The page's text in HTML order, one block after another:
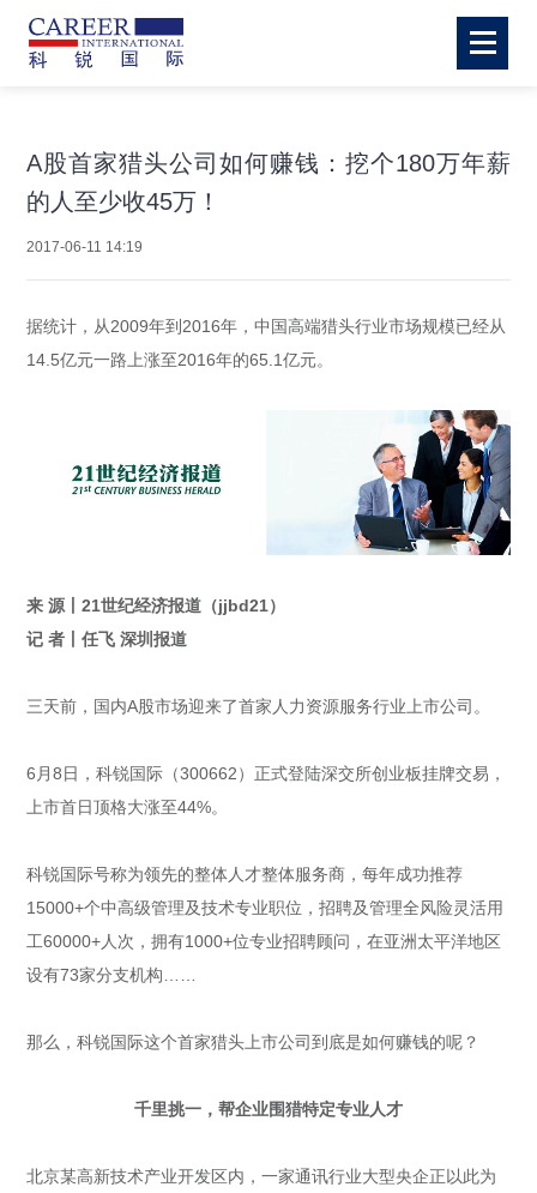
A股首家猎头公司如何赚钱：挖个180万年薪
的人至少收45万！
2017-06-11 14:19
据统计，从2009年到2016年，中国高端猎头行业市场规模已经从
14.5亿元一路上涨至2016年的65.1亿元。
来 源丨21世纪经济报道（jjbd21）
记 者丨任飞 深圳报道
三天前，国内A股市场迎来了首家人力资源服务行业上市公司。
6月8日，科锐国际（300662）正式登陆深交所创业板挂牌交易，
上市首日顶格大涨至44%。
科锐国际号称为领先的整体人才整体服务商，每年成功推荐
15000+个中高级管理及技术专业职位，招聘及管理全风险灵活用
工60000+人次，拥有1000+位专业招聘顾问，在亚洲太平洋地区
设有73家分支机构……
那么，科锐国际这个首家猎头上市公司到底是如何赚钱的呢？
千里挑一，帮企业围猎特定专业人才
北京某高新技术产业开发区内，一家通讯行业大型央企正以此为